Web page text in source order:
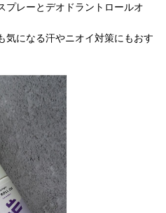
プレーとデオドラントロールオ
気になる汗やニオイ対策にもおす